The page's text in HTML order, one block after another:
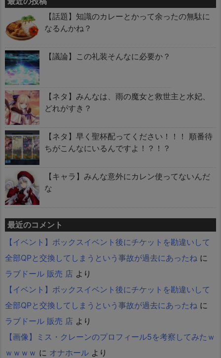
【話題】知識のカレーとかって余ったの無駄に
なるんかね？
【議論】この礼装そんなに必要か？
【ネタ】みんなは、雨の魔女と救世主と水妃、
どれがすき？
【ネタ】早く聖杯配ってください！！！ 順番待
ちがこんなにいるんですよ！？！？
【キャラ】みんな意外にカレン使ってないんだ
な
最近のコメント
【イベント】ボックスイベント後にチケットを勘違いして
全部QPと交換してしまうという事故が過去にあったね に
ラブドール 販売 店 より
【イベント】ボックスイベント後にチケットを勘違いして
全部QPと交換してしまうという事故が過去にあったね に
ラブドール 販売 店 より
【画像】ミス・クレーンのプロフィール5を考察してみたｗ
ｗｗｗｗ に オナホール より